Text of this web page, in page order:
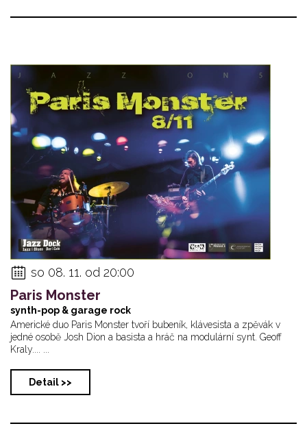
so 08. 11. od 20:00
Paris Monster
synth-pop & garage rock
Americké duo Paris Monster tvoří bubeník, klávesista a zpěvák v
jedné osobě Josh Dion a basista a hráč na modulární synt. Geoff
Kraly.... ...
Detail >>